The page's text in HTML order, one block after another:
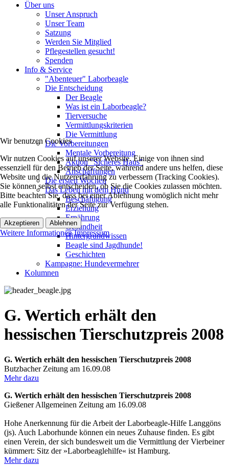
Über uns
Unser Anspruch
Unser Team
Satzung
Werden Sie Mitglied
Pflegestellen gesucht!
Spenden
Info & Service
"Abenteuer" Laborbeagle
Die Entscheidung
Der Beagle
Was ist ein Laborbeagle?
Tierversuche
Vermittlungskriterien
Die Vermittlung
Die Vorbereitungen
Mentale Vorbereitung
Aktion "Sicheres Haus"
Anschaffungen
Die ersten Wochen
Das Leben mit dem Hund
Beschäftigung
Erziehung
Ernährung
Gesundheit
Hintergrundwissen
Beagle sind Jagdhunde!
Geschichten
Kampagne: Hundevermehrer
Kolumnen
G. Wertich erhält den
hessischen Tierschutzpreis 2008
G. Wertich erhält den hessischen Tierschutzpreis 2008
Butzbacher Zeitung am 16.09.08
Mehr dazu
G. Wertich erhält den hessischen Tierschutzpreis 2008
Gießener Allgemeinen Zeitung am 16.09.08
Hohe Anerkennung für die Arbeit der Laborbeagle-Hilfe Langgöns
(js). Auch Laborhunde können ein neues Zuhause finden. Es gibt
einen Verein, der sich bundesweit um die Vermittlung der Vierbeiner
kümmert: Sitz der »Laborbeaglehilfe« ist Hamburg.
Mehr dazu
Wir benutzen Cookies
Wir nutzen Cookies auf unserer Website. Einige von ihnen sind
essenziell für den Betrieb der Seite, während andere uns helfen, diese
Website und die Nutzererfahrung zu verbessern (Tracking Cookies).
Sie können selbst entscheiden, ob Sie die Cookies zulassen möchten.
Bitte beachten Sie, dass bei einer Ablehnung womöglich nicht mehr
alle Funktionalitäten der Seite zur Verfügung stehen.
Akzeptieren Ablehnen
Weitere Informationen Impressum